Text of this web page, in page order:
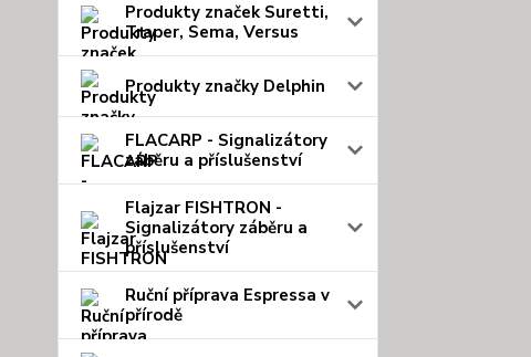
Produkty značek Suretti,
Traper, Sema, Versus
Produkty značky Delphin
FLACARP - Signalizátory
záběru a příslušenství
Flajzar FISHTRON -
Signalizátory záběru a
příslušenství
Ruční příprava Espressa v
přírodě